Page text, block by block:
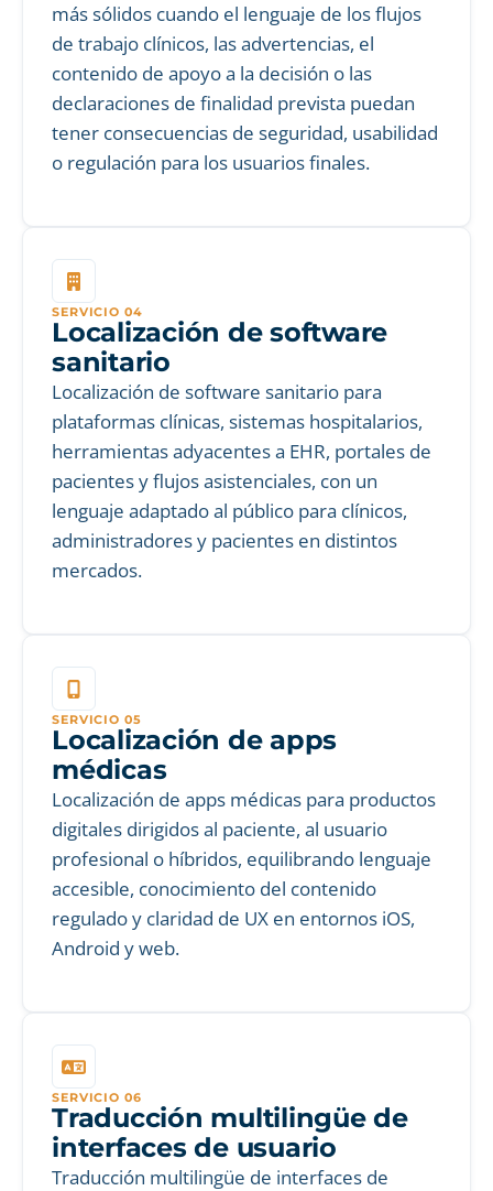
más sólidos cuando el lenguaje de los flujos
de trabajo clínicos, las advertencias, el
contenido de apoyo a la decisión o las
declaraciones de finalidad prevista puedan
tener consecuencias de seguridad, usabilidad
o regulación para los usuarios finales.
SERVICIO 04
Localización de software
sanitario
Localización de software sanitario para
plataformas clínicas, sistemas hospitalarios,
herramientas adyacentes a EHR, portales de
pacientes y flujos asistenciales, con un
lenguaje adaptado al público para clínicos,
administradores y pacientes en distintos
mercados.
SERVICIO 05
Localización de apps
médicas
Localización de apps médicas para productos
digitales dirigidos al paciente, al usuario
profesional o híbridos, equilibrando lenguaje
accesible, conocimiento del contenido
regulado y claridad de UX en entornos iOS,
Android y web.
SERVICIO 06
Traducción multilingüe de
interfaces de usuario
Traducción multilingüe de interfaces de